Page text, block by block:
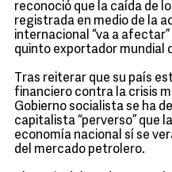
reconoció que la caída de
registrada en medio de la
internacional “va a
quinto exportador mundial
Tras reiterar que su país
financiero contra la crisis
Gobierno socialista se ha
capitalista “perverso” que
economía nacional sí se
del mercado petrolero.